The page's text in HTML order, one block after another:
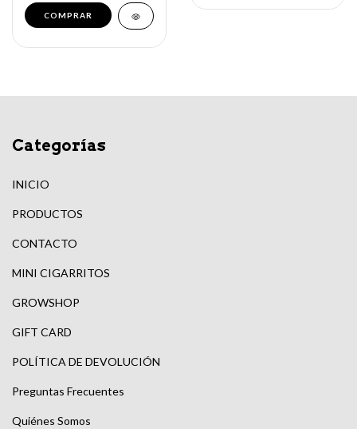
Categorías
INICIO
PRODUCTOS
CONTACTO
MINI CIGARRITOS
GROWSHOP
GIFT CARD
POLÍTICA DE DEVOLUCIÓN
Preguntas Frecuentes
Quiénes Somos